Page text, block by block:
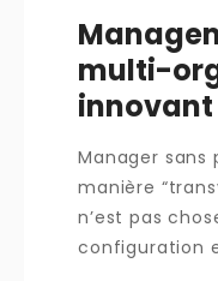
multi-
innovant
Manager sans
manière
n’est pas
configuration